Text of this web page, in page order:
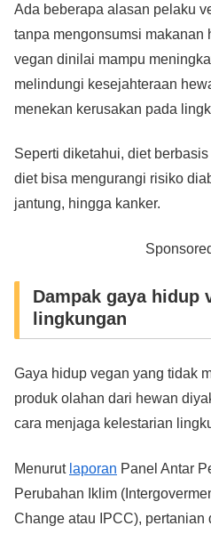
Ada beberapa alasan pelaku
tanpa mengonsumsi makanan
vegan dinilai mampu
melindungi kesejahteraan
menekan kerusakan pada
Seperti diketahui, diet
diet bisa mengurangi risiko
jantung, hingga kanker.
Dampak gaya hidup
lingkungan
Gaya hidup vegan yang tidak
produk olahan dari hewan
cara menjaga kelestarian
Menurut laporan Panel Antar
Perubahan Iklim
Change atau IPCC), pertanian